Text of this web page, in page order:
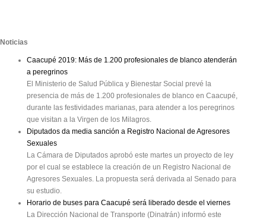
Noticias
Caacupé 2019: Más de 1.200 profesionales de blanco atenderán
a peregrinos
El Ministerio de Salud Pública y Bienestar Social prevé la
presencia de más de 1.200 profesionales de blanco en Caacupé,
durante las festividades marianas, para atender a los peregrinos
que visitan a la Virgen de los Milagros.
Diputados da media sanción a Registro Nacional de Agresores
Sexuales
La Cámara de Diputados aprobó este martes un proyecto de ley
por el cual se establece la creación de un Registro Nacional de
Agresores Sexuales. La propuesta será derivada al Senado para
su estudio.
Horario de buses para Caacupé será liberado desde el viernes
La Dirección Nacional de Transporte (Dinatrán) informó este